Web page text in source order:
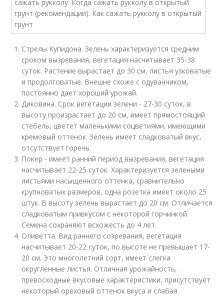
Стрелы Купидона. Зелень характеризуется средним
сроком вызревания, вегетация насчитывает 35-38
суток. Растение вырастает до 30 см, листья узковатые
и продолговатые. Внешне схоже с одуванчиком,
постоянно дает хороший урожай.
Диковина. Срок вегетации зелени - 27-30 суток, в
высоту произрастает до 20 см, имеет прямостоящий
стебель, цветет маленькими соцветиями, имеющими
кремовый оттенок. Зелень имеет сладковатый вкус,
отсутствует горечь.
Покер - имеет ранний период вызревания, вегетация
насчитывает 22-25 суток. Характеризуется зелеными
листьями насыщенного оттенка, сравнительно
крупноватых размеров, одна розетка имеет около 25
штук. В высоту зелень вырастает до 20 см. Отличается
сладковатым привкусом с некоторой горчинкой.
Семена сохраняют всхожесть до 4 лет.
Оливетта. Вид раннего созревания, вегетация
насчитывает 20-22 суток, по высоте не превышает 17-
20 см. Это многолетний сорт, имеет слегка
округленные листья. Отличная урожайность,
превосходные вкусовые характеристики, присутствует
некоторый ореховый оттенок вкуса и слабая